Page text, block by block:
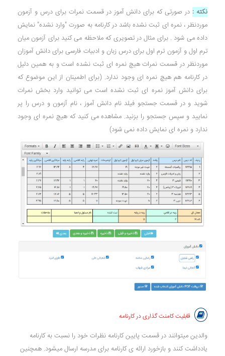
نکته : در صورتی که برای دانش آموز در قسمت نمرات برای درس و آزمون
موردنظر ، نمره ای ثبت نشده باشد در کارنامه به صورت "وارد نشده" نمایش
داده می شود . برای مثال در تصویری که ملاحظه می کنید برای آزمون میان
ترم اول و آزمون ترم اول برای درس زبان و ادبیات فارسی برای دانش آموزان
موردنظر در قسمت نمرات هیچ نمره ای ثبت نشده است و به همین دلیل
در کارنامه هم هیچ نمره ای وجود ندارد. (برای اطمینان از این موضوع که
برای دانش آموز نمره ای ثبت نشده است می توانید وارد بخش نمرات
شوید و در قسمت جستجو فیلد نام دانش آموز ، نام آزمون و درس را پر
نمایید و سپس جستجو را بزنید. مشاهده می کنید که هیچ نمره ای وجود
ندارد و نمره ای نمایش داده نمی شود)
قابلیت کامنت گذاری در کارنامه
والدین میتوانند در قسمت پایین کارنامه نظرات خود را نسبت به کارنامه
یادداشت کنند و بازخورد ارائه ی کارنامه برای مدرسه ارسال میشود. همچنین